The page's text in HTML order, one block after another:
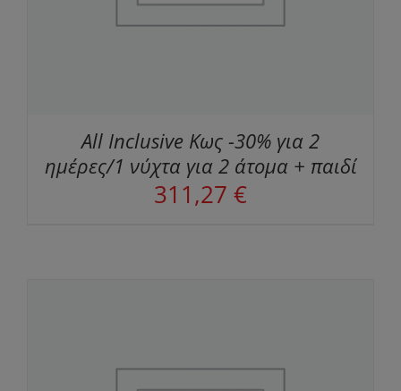
All Inclusive Κως -30% για 2
ημέρες/1 νύχτα για 2 άτομα + παιδί
311,27 €